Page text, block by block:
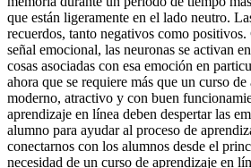
que están ligeramente en el lado neutro.
recuerdos, tanto negativos como positivos.
señal emocional, las neuronas se activan
cosas asociadas con esa emoción en
ahora que se requiere más que un curso
moderno, atractivo y con buen
aprendizaje en línea deben despertar las
alumno para ayudar al proceso de
conectarnos con los alumnos desde el
necesidad de un curso de aprendizaje en